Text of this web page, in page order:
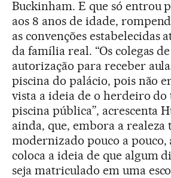
Buckinham. E que só entrou
aos 8 anos de idade,
as convenções estabelecidas
da família real. “Os colegas
autorização para receber
piscina do palácio, pois não
vista a ideia de o herdeiro
piscina pública”, acrescenta
ainda, que, embora a realeza
modernizado pouco a pouco,
coloca a ideia de que algum
seja matriculado em uma